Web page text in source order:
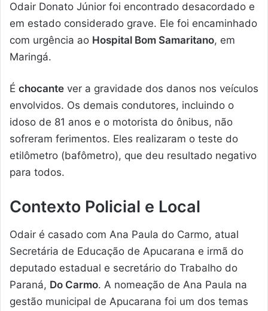
Odair Donato Júnior foi encontrado desacordado e
em estado considerado grave. Ele foi encaminhado
com urgência ao Hospital Bom Samaritano, em
Maringá.
É chocante ver a gravidade dos danos nos veículos
envolvidos. Os demais condutores, incluindo o
idoso de 81 anos e o motorista do ônibus, não
sofreram ferimentos. Eles realizaram o teste do
etilômetro (bafômetro), que deu resultado negativo
para todos.
Contexto Policial e Local
Odair é casado com Ana Paula do Carmo, atual
Secretária de Educação de Apucarana e irmã do
deputado estadual e secretário do Trabalho do
Paraná, Do Carmo. A nomeação de Ana Paula na
gestão municipal de Apucarana foi um dos temas